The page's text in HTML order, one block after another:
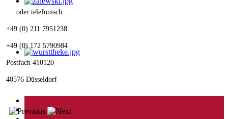
oder telefonisch.
+49 (0) 211 7951238
+49 (0) 172 5790984
Postfach 410120
40576 Düsseldorf